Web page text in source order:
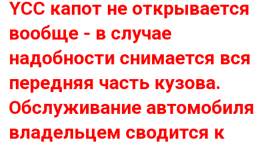
YCC капот не открывается
вообще - в случае
надобности снимается вся
передняя часть кузова.
Обслуживание автомобиля
владельцем сводится к